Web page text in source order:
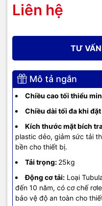
Liên hệ
TƯ
Mô tả ngắn
Chiều cao tối thiểu
Chiều dài tối đa khi
Kích thước mặt bích
plastic dẻo, giảm sức tải
bền cho thiết bị.
Tải trọng: 25kg
Động cơ tải: Loại
đến 10 năm, có cơ chế
bảo vệ độ an toàn cho